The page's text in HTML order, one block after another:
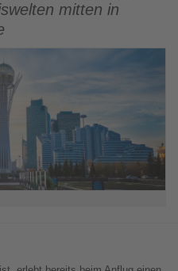
mitten in